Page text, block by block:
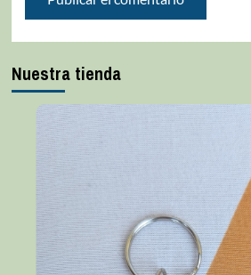
Nuestra tienda